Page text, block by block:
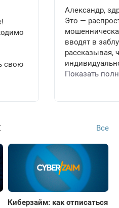
свою
Александр,
Это —
вводят в
рассказывая,
Показать
Все
Киберзайм: как отписаться